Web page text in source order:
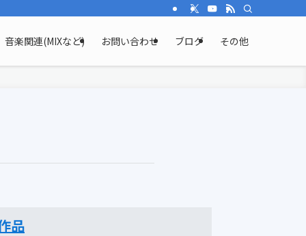
音楽関連(MIXなど) お問い合わせ ブログ その他
品